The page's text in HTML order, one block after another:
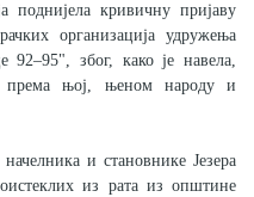
поднијела кривичну пријаву
организација удружења
92–95", због, како је навела,
према њој, њеном народу и
и становнике Језера
из рата из општине